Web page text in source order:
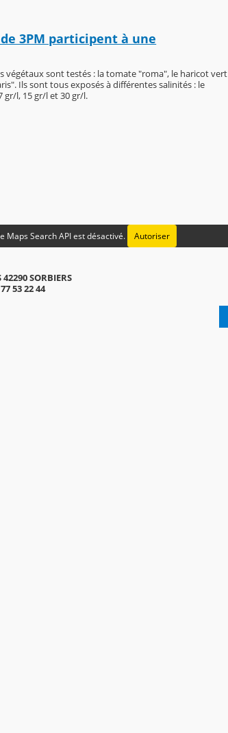
3PM participent à une
sont testés : la tomate "roma", le haricot vert
Ils sont tous exposés à différentes salinités : le
gr/l, 15 gr/l et 30 gr/l.
Maps Search API est désactivé. Autoriser
42290 SORBIERS
53 22 44